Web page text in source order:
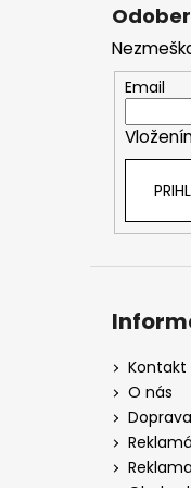
Email
Kontakt
O nás